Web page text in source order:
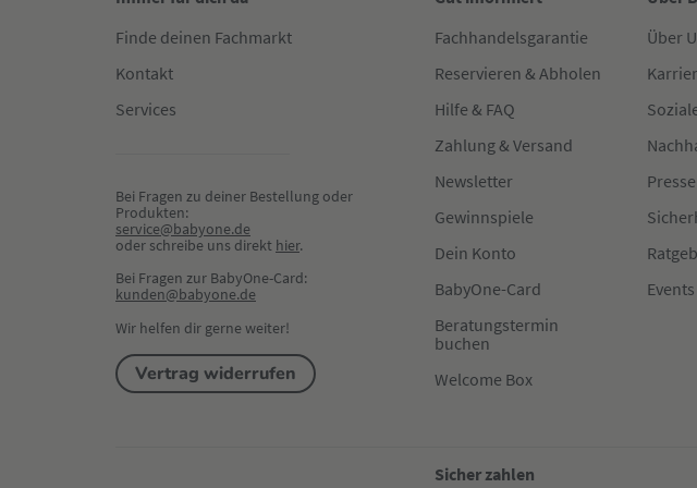
Finde deinen Fachmarkt
Kontakt
Services
Bei Fragen zu deiner Bestellung oder
Produkten:
service@babyone.de
oder schreibe uns direkt hier.
Bei Fragen zur BabyOne-Card:
kunden@babyone.de
Wir helfen dir gerne weiter!
Vertrag widerrufen
Fachhandelsgarantie
Reservieren & Abholen
Hilfe & FAQ
Zahlung & Versand
Newsletter
Gewinnspiele
Dein Konto
BabyOne-Card
Beratungstermin
buchen
Welcome Box
Über
Presse
Sicher zahlen